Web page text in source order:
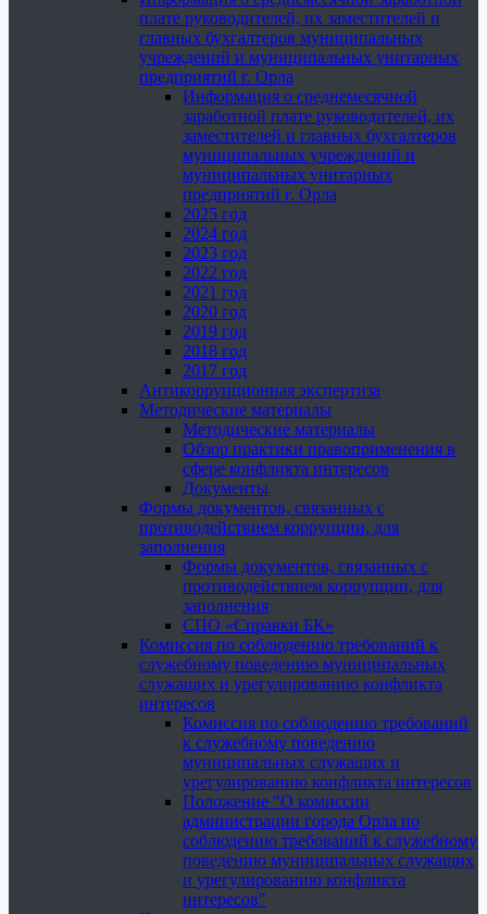
плате руководителей, их заместителей и
главных бухгалтеров муниципальных
учреждений и муниципальных унитарных
предприятий г. Орла
Информация о среднемесячной
заработной плате руководителей, их
заместителей и главных бухгалтеров
муниципальных учреждений и
муниципальных унитарных
предприятий г. Орла
2025 год
2024 год
2023 год
2022 год
2021 год
2020 год
2019 год
2018 год
2017 год
Антикоррупционная экспертиза
Методические материалы
Методические материалы
Обзор практики правоприменения в
сфере конфликта интересов
Документы
Формы документов, связанных с
противодействием коррупции, для
заполнения
Формы документов, связанных с
противодействием коррупции, для
заполнения
СПО «Справки БК»
Комиссия по соблюдению требований к
служебному поведению муниципальных
служащих и урегулированию конфликта
интересов
Комиссия по соблюдению требований
к служебному поведению
муниципальных служащих и
урегулированию конфликта интересов
Положение "О комиссии
администрации города Орла по
соблюдению требований к служебному
поведению муниципальных служащих
и урегулированию конфликта
интересов"